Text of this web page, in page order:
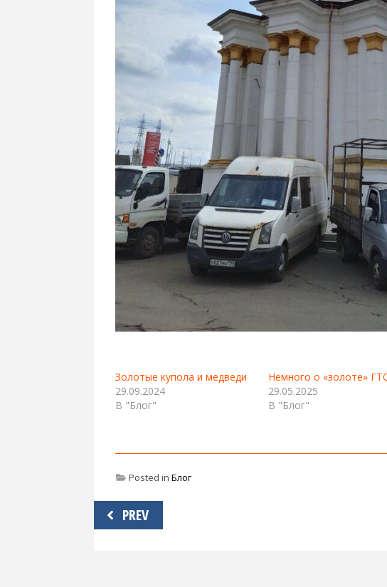
Золотые купола и медведи
29.09.2024
В "Блог"
Немного о «золоте»
29.05.2025
В "Блог"
Posted in Блог
Навигация
по
PREV